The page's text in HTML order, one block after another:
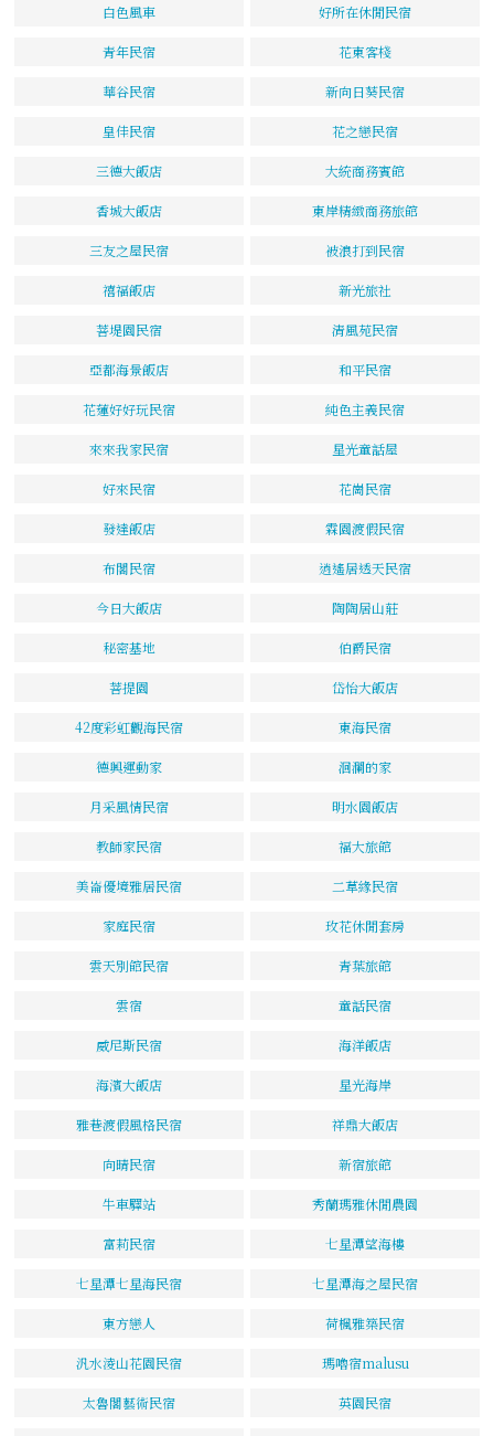
白色風車 好所在休閒民宿
青年民宿 花東客棧
華谷民宿 新向日葵民宿
皇佳民宿 花之戀民宿
三德大飯店 大統商務賓館
香城大飯店 東岸精緻商務旅館
三友之屋民宿 被浪打到民宿
禧福飯店 新光旅社
菩堤園民宿 清風苑民宿
亞都海景飯店 和平民宿
花蓮好好玩民宿 純色主義民宿
來來我家民宿 星光童話屋
好來民宿 花崗民宿
發達飯店 霖園渡假民宿
布閣民宿 逍遙居透天民宿
今日大飯店 陶陶居山莊
秘密基地 伯爵民宿
菩提園 岱怡大飯店
42度彩虹觀海民宿 東海民宿
德興運動家 洄瀾的家
月采風情民宿 明水園飯店
教師家民宿 福大旅館
美崙優境雅居民宿 二草緣民宿
家庭民宿 玫花休閒套房
雲天別館民宿 青葉旅館
雲宿 童話民宿
威尼斯民宿 海洋飯店
海濱大飯店 星光海岸
雅巷渡假風格民宿 祥鼎大飯店
向晴民宿 新宿旅館
牛車驛站 秀蘭瑪雅休閒農園
富莉民宿 七星潭望海樓
七星潭七星海民宿 七星潭海之屋民宿
東方戀人 荷楓雅築民宿
汎水淩山花園民宿 瑪嚕宿malusu
太魯閣藝術民宿 英園民宿